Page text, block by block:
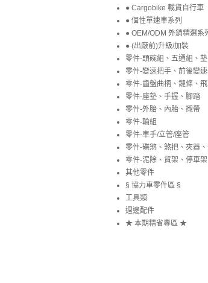
● Cargobike 載貨自行車
● 個性單速車系列
● OEM/ODM 外銷精選系
● (出廠前)升級/加裝
零件-頭碗組、五通組、
零件-變速把手、前後變
零件-齒盤曲柄、鏈條、
零件-座墊、手握、腳踏
零件-外胎、內胎、襯帶
零件-輪組
零件-車手/立管/座管
零件-碟煞、煞把、夾器
零件-泥除、貨架、停車架
其他零件
§ 協力車零件區 §
工具類
週邊配件
★ 本期精省專區 ★